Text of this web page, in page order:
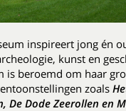
inspireert jong én
kunst en
is beroemd om haar
zoals
De Dode Zeerollen en